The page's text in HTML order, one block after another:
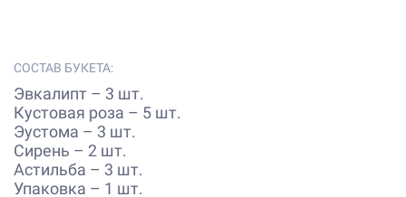
СОСТАВ БУКЕТА:
Эвкалипт – 3 шт.
Кустовая роза – 5 шт.
Эустома – 3 шт.
Сирень – 2 шт.
Астильба – 3 шт.
Упаковка – 1 шт.